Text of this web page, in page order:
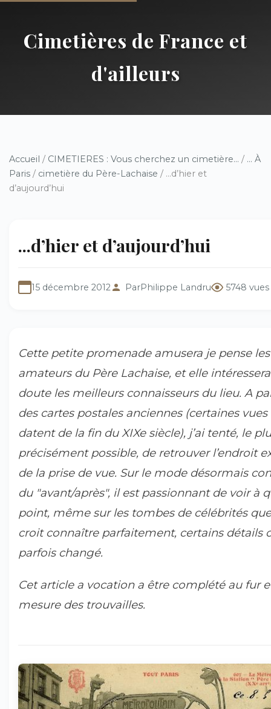
Cimetières de France et
d'ailleurs
Accueil / CIMETIERES : Vous cherchez un cimetière... / ... À
Paris / cimetière du Père-Lachaise / ...d’hier et
d’aujourd’hui
...d’hier et d’aujourd’hui
15 décembre 2012 ParPhilippe Landru 5748 vues
Cette petite promenade amusera je pense les
amateurs du Père Lachaise, et elle
doute les meilleurs connaisseurs du lieu. A
des cartes postales anciennes (certaines vues
datent de la fin du XIXe siècle), j’ai tenté, le
précisément possible, de retrouver l’endroit
de la prise de vue. Sur le mode désormais
du "avant/après", il est passionnant de voir à
point, même sur les tombes de célébrités que
croit connaître parfaitement, certains détails
parfois changé.
Cet article a vocation a être complété au fur
mesure des trouvailles.